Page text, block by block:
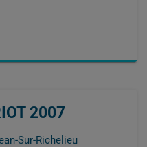
2007
Sur-Richelieu